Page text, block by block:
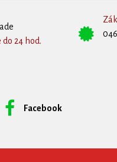
24 hod.
Facebook